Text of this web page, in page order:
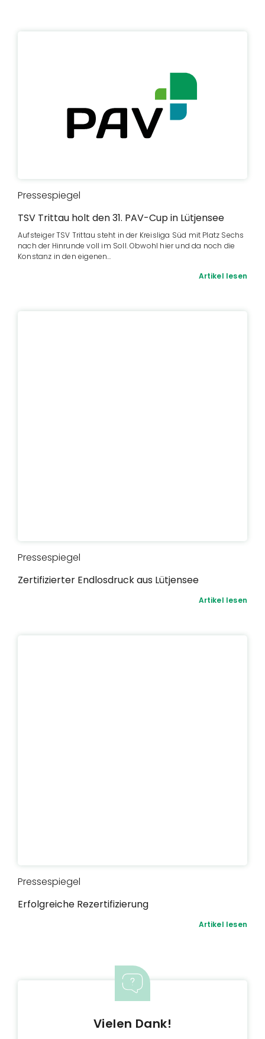
Pressespiegel
TSV Trittau holt den 31. PAV-Cup in Lütjensee
Aufsteiger TSV Trittau steht in der Kreisliga Süd mit Platz Sechs
nach der Hinrunde voll im Soll. Obwohl hier und da noch die
Konstanz in den eigenen…
Artikel lesen
Pressespiegel
Zertifizierter Endlosdruck aus Lütjensee
Artikel lesen
Pressespiegel
Erfolgreiche Rezertifizierung
Artikel lesen
Vielen Dank!